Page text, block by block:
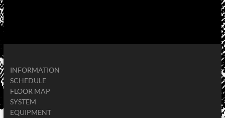
INFORMATION
SCHEDULE
FLOOR MAP
SYSTEM
EQUIPMENT